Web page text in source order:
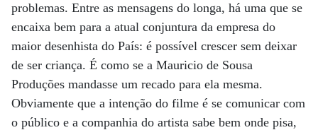
problemas. Entre as mensagens do longa, há uma que se
encaixa bem para a atual conjuntura da empresa do
maior desenhista do País: é possível crescer sem deixar
de ser criança. É como se a Mauricio de Sousa
Produções mandasse um recado para ela mesma.
Obviamente que a intenção do filme é se comunicar com
o público e a companhia do artista sabe bem onde pisa,